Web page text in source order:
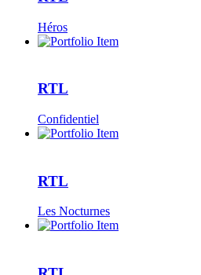
Héros
RTL
Confidentiel
RTL
Les Nocturnes